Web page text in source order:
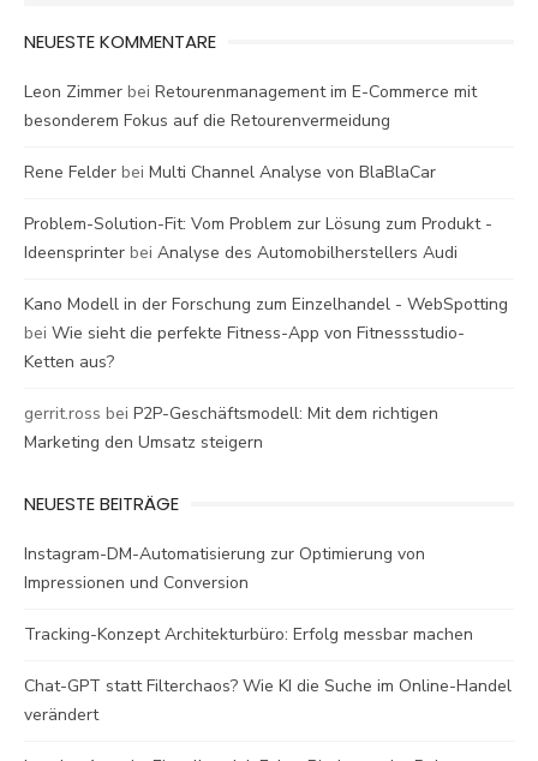
NEUESTE KOMMENTARE
Leon Zimmer bei Retourenmanagement im E-Commerce mit
besonderem Fokus auf die Retourenvermeidung
Rene Felder bei Multi Channel Analyse von BlaBlaCar
Problem-Solution-Fit: Vom Problem zur Lösung zum Produkt -
Ideensprinter bei Analyse des Automobilherstellers Audi
Kano Modell in der Forschung zum Einzelhandel - WebSpotting
bei Wie sieht die perfekte Fitness-App von Fitnessstudio-
Ketten aus?
gerrit.ross bei P2P-Geschäftsmodell: Mit dem richtigen
Marketing den Umsatz steigern
NEUESTE BEITRÄGE
Instagram-DM-Automatisierung zur Optimierung von
Impressionen und Conversion
Tracking-Konzept Architekturbüro: Erfolg messbar machen
Chat-GPT statt Filterchaos? Wie KI die Suche im Online-Handel
verändert